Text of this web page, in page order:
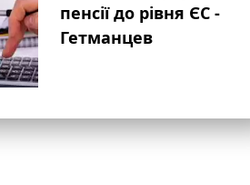
пенсії до рівня ЄС -
Гетманцев